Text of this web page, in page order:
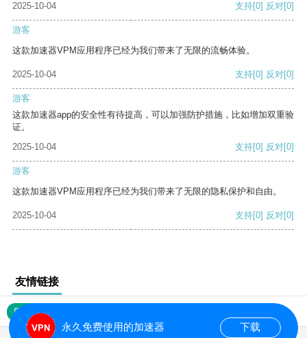
2025-10-04
支持[0] 反对[0]
游客
这款加速器VPM应用程序已经为我们带来了无限的流畅体验。
2025-10-04 支持[0] 反对[0]
游客
这款加速器app的安全性有待提高，可以加强防护措施，比如增加双重验
证。
2025-10-04
支持[0] 反对[0]
游客
这款加速器VPM应用程序已经为我们带来了无限的隐私保护和自由。
2025-10-04 支持[0] 反对[0]
友情链接
网站地图
永久免费使用的加速器 下载